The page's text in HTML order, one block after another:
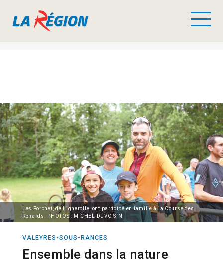
Les Porchet, de Lignerolle, ont participé en famille à la Course des
Renards. PHOTOS : MICHEL DUVOISIN
VALEYRES-SOUS-RANCES
Ensemble dans la nature